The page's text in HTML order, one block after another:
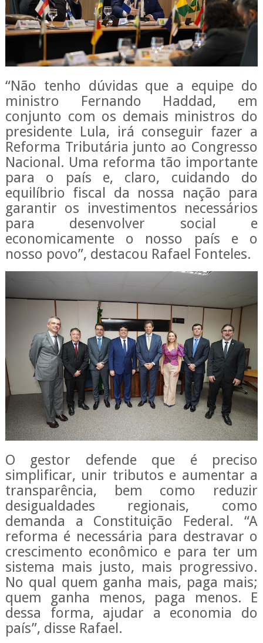
“Não tenho dúvidas que a equipe do
ministro Fernando Haddad, em
conjunto com os demais ministros do
presidente Lula, irá conseguir fazer a
Reforma Tributária junto ao Congresso
Nacional. Uma reforma tão importante
para o país e, claro, cuidando do
equilíbrio fiscal da nossa nação para
garantir os investimentos necessários
para desenvolver social e
economicamente o nosso país e o
nosso povo”, destacou Rafael Fonteles.
O gestor defende que é preciso
simplificar, unir tributos e aumentar a
transparência, bem como reduzir
desigualdades regionais, como
demanda a Constituição Federal. “A
reforma é necessária para destravar o
crescimento econômico e para ter um
sistema mais justo, mais progressivo.
No qual quem ganha mais, paga mais;
quem ganha menos, paga menos. E
dessa forma, ajudar a economia do
país”, disse Rafael.